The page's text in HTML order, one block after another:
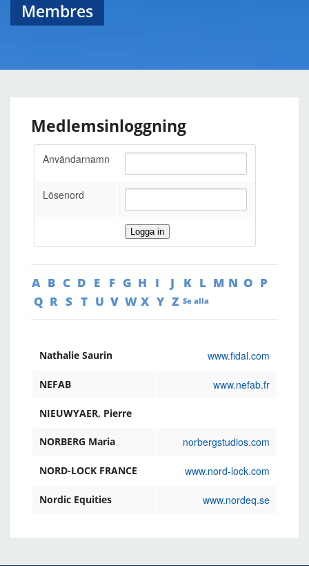
Membres
Medlemsinloggning
Användarnamn
Lösenord
A B C D E F G H I J K L M N O P
Q R S T U V W X Y Z Se alla
Nathalie Saurin www.fidal.com
NEFAB www.nefab.fr
NIEUWYAER, Pierre
NORBERG Maria norbergstudios.com
NORD-LOCK FRANCE www.nord-lock.com
Nordic Equities www.nordeq.se